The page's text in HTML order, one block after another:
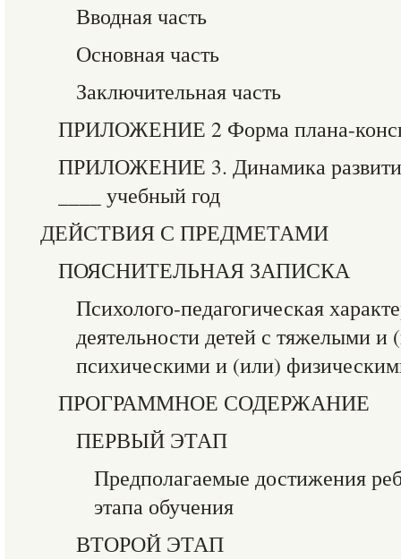
Вводная часть
Основная часть
Заключительная часть
ПРИЛОЖЕНИЕ 2 Форма плана-
ПРИЛОЖЕНИЕ 3. Динамика
____ учебный год
ДЕЙСТВИЯ С ПРЕДМЕТАМИ
ПОЯСНИТЕЛЬНАЯ ЗАПИСКА
Психолого-педагогическая
деятельности детей с тяжелыми
психическими и (или)
ПРОГРАММНОЕ СОДЕРЖАНИЕ
ПЕРВЫЙ ЭТАП
Предполагаемые достижения
этапа обучения
ВТОРОЙ ЭТАП